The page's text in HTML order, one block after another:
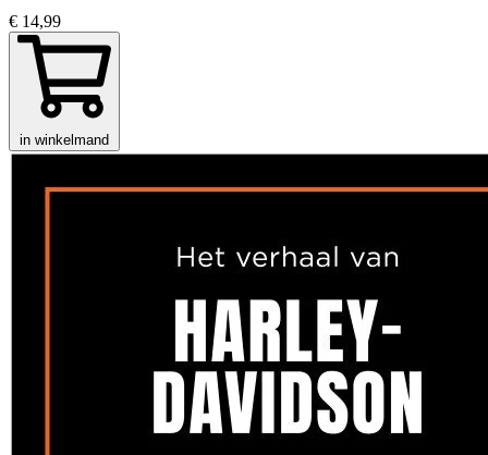
€ 14,99
in winkelmand